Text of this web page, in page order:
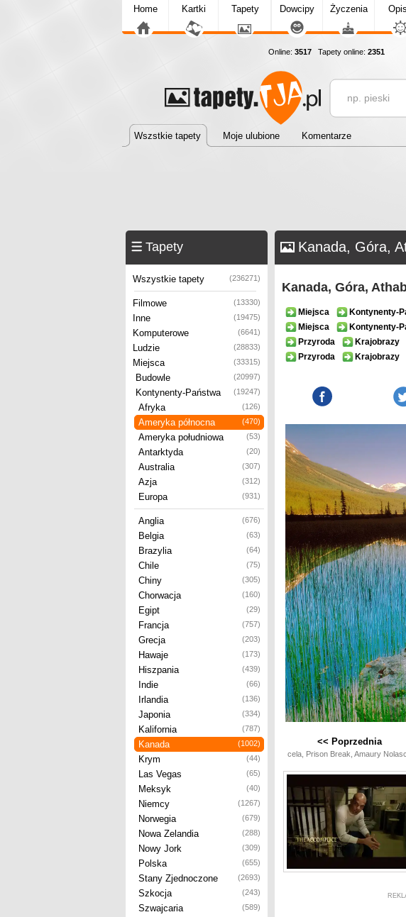
Home Kartki Tapety Dowcipy Życzenia
Online: 3517 Tapety online: 2351
Wszstkie tapety Moje ulubione Komentarze
Tapety
Wszystkie tapety (236271)
Filmowe (13330)
Inne (19475)
Komputerowe (6641)
Ludzie (28833)
Miejsca (33315)
Budowle (20997)
Kontynenty-Państwa (19247)
Afryka (126)
Ameryka północna (470)
Ameryka południowa (53)
Antarktyda (20)
Australia (307)
Azja (312)
Europa (931)
Anglia (676)
Belgia (63)
Brazylia (64)
Chile (75)
Chiny (305)
Chorwacja (160)
Egipt (29)
Francja (757)
Grecja (203)
Hawaje (173)
Hiszpania (439)
Indie (66)
Irlandia (136)
Japonia (334)
Kalifornia (787)
Kanada (1002)
Krym (44)
Las Vegas (65)
Meksyk (40)
Niemcy (1267)
Norwegia (679)
Nowa Zelandia (288)
Nowy Jork (309)
Polska (655)
Stany Zjednoczone (2693)
Szkocja (243)
Szwajcaria (589)
Kanada, Góra,
Kanada, Góra,
Miejsca Kontynenty-
Miejsca
Kontynenty-
Przyroda
Krajobrazy
Przyroda
Krajobrazy
<< Poprzednia
cela, Prison Break, Amaury